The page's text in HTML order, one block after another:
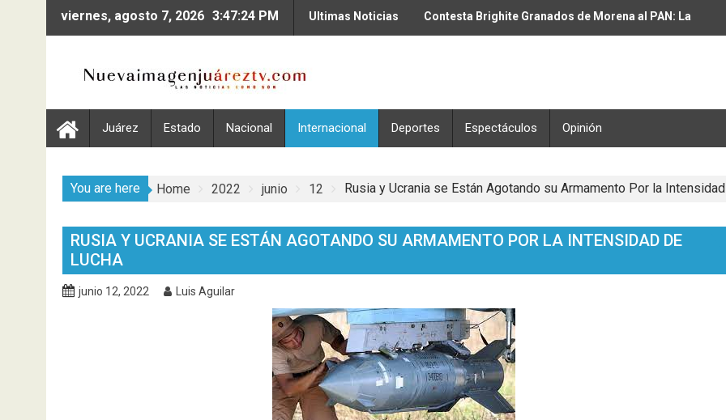
Skip
viernes, agosto 7, 2026 3:47:25 PM Ultimas Noticias Contesta Brighite Granados de Morena al PAN: La
Juárez Estado Nacional Internacional Deportes Espectáculos Opinión
You are here Home 2022 junio 12 Rusia y Ucrania se Están Agotando su Armamento Por la
RUSIA Y UCRANIA SE ESTÁN AGOTANDO SU ARMAMENTO POR LA INTENSIDAD DE
LUCHA
junio 12, 2022 Luis Aguilar